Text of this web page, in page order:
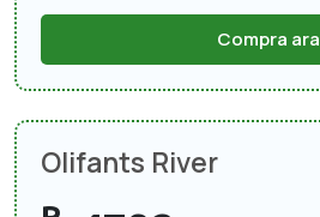
Compra ara
Olifants River